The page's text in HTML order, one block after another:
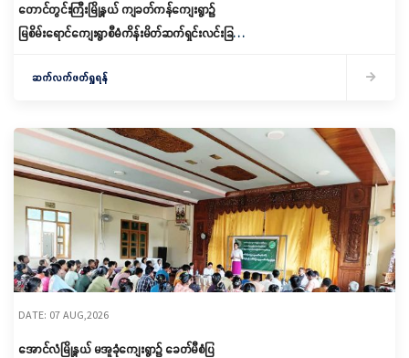
တောင်တွင်းကြီးမြို့နယ် ကျခတ်ကန်ကျေးရွာ၌
မြစိမ်းရောင်ကျေးရွာစီမံကိန်းမိတ်ဆက်ရှင်းလင်းခြင်း
ဆက်လက်ဖတ်ရှုရန်
DATE: 07 AUG,2026
အောင်လံမြို့နယ် မအူခုံကျေးရွာ၌ ခေတ်မီစံပြ